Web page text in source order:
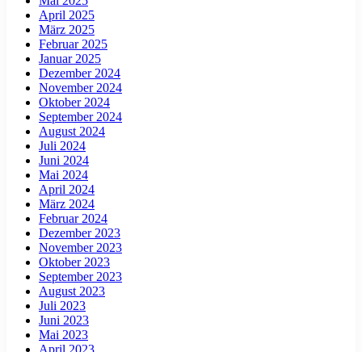
April 2025
März 2025
Februar 2025
Januar 2025
Dezember 2024
November 2024
Oktober 2024
September 2024
August 2024
Juli 2024
Juni 2024
Mai 2024
April 2024
März 2024
Februar 2024
Dezember 2023
November 2023
Oktober 2023
September 2023
August 2023
Juli 2023
Juni 2023
Mai 2023
April 2023